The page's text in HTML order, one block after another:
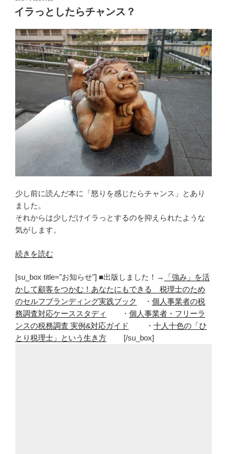
日:
イラっとしたらチャンス？
少し前に読んだ本に「怒りを感じたらチャンス」とあり
ました。
それからは少しだけイラっとするのを抑えられたような
気がします。
“イ
っ
と
し
た
ら
チ
続きを読む
[su_box title="お知らせ"] ■出版しました！→
「強み」を活
かして顧客をつかむ！あなたにもできる 税理士のため
のセルフブランディング実践ブック
・ 個人事業者の税
務調査対応ケーススタディ
・ 個人事業者・フリーラ
ンスの税務調査 実例&対応ガイド
・ 十人十色の「ひ
とり税理士」という生き方 [/su_box]